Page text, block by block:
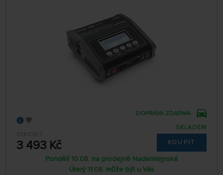
3SK10157
3 493 Kč
DOPRAVA ZDARMA
SKLADEM
KOUPIT
Pondělí 10.08. na prodejně Nademlejnská
Úterý 11.08. může být u Vás